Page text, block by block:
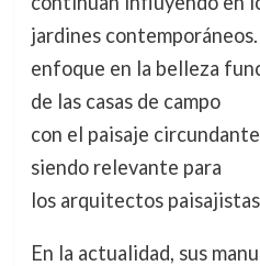
jardines contemporáneos.
enfoque en la belleza
de las casas de campo
con el paisaje
siendo relevante para
los arquitectos
En la actualidad, sus